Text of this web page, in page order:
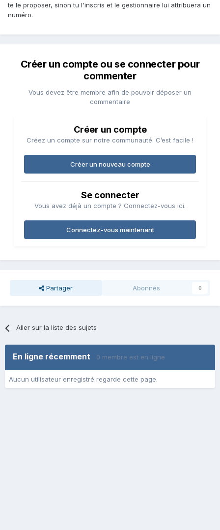
te le proposer, sinon tu l'inscris et le gestionnaire lui attribuera un
numéro.
Créer un compte ou se connecter pour
commenter
Vous devez être membre afin de pouvoir déposer un
commentaire
Créer un compte
Créez un compte sur notre communauté. C’est facile !
Créer un nouveau compte
Se connecter
Vous avez déjà un compte ? Connectez-vous ici.
Connectez-vous maintenant
Partager Abonnés 0
Aller sur la liste des sujets
En ligne récemment 0 membre est en ligne
Aucun utilisateur enregistré regarde cette page.